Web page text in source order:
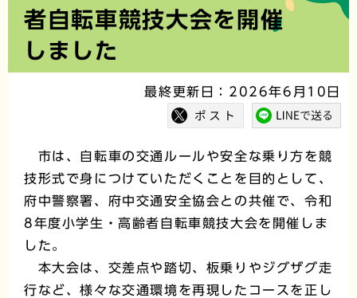
者自転車競技大会を開催
しました
最終更新日：2026年6月10日
市は、自転車の交通ルールや安全な乗り方を競
技形式で身につけていただくことを目的として、
府中警察署、府中交通安全協会との共催で、令和
8年度小学生・高齢者自転車競技大会を開催しま
した。
本大会は、交差点や踏切、板乗りやジグザグ走
行など、様々な交通環境を再現したコースを正し